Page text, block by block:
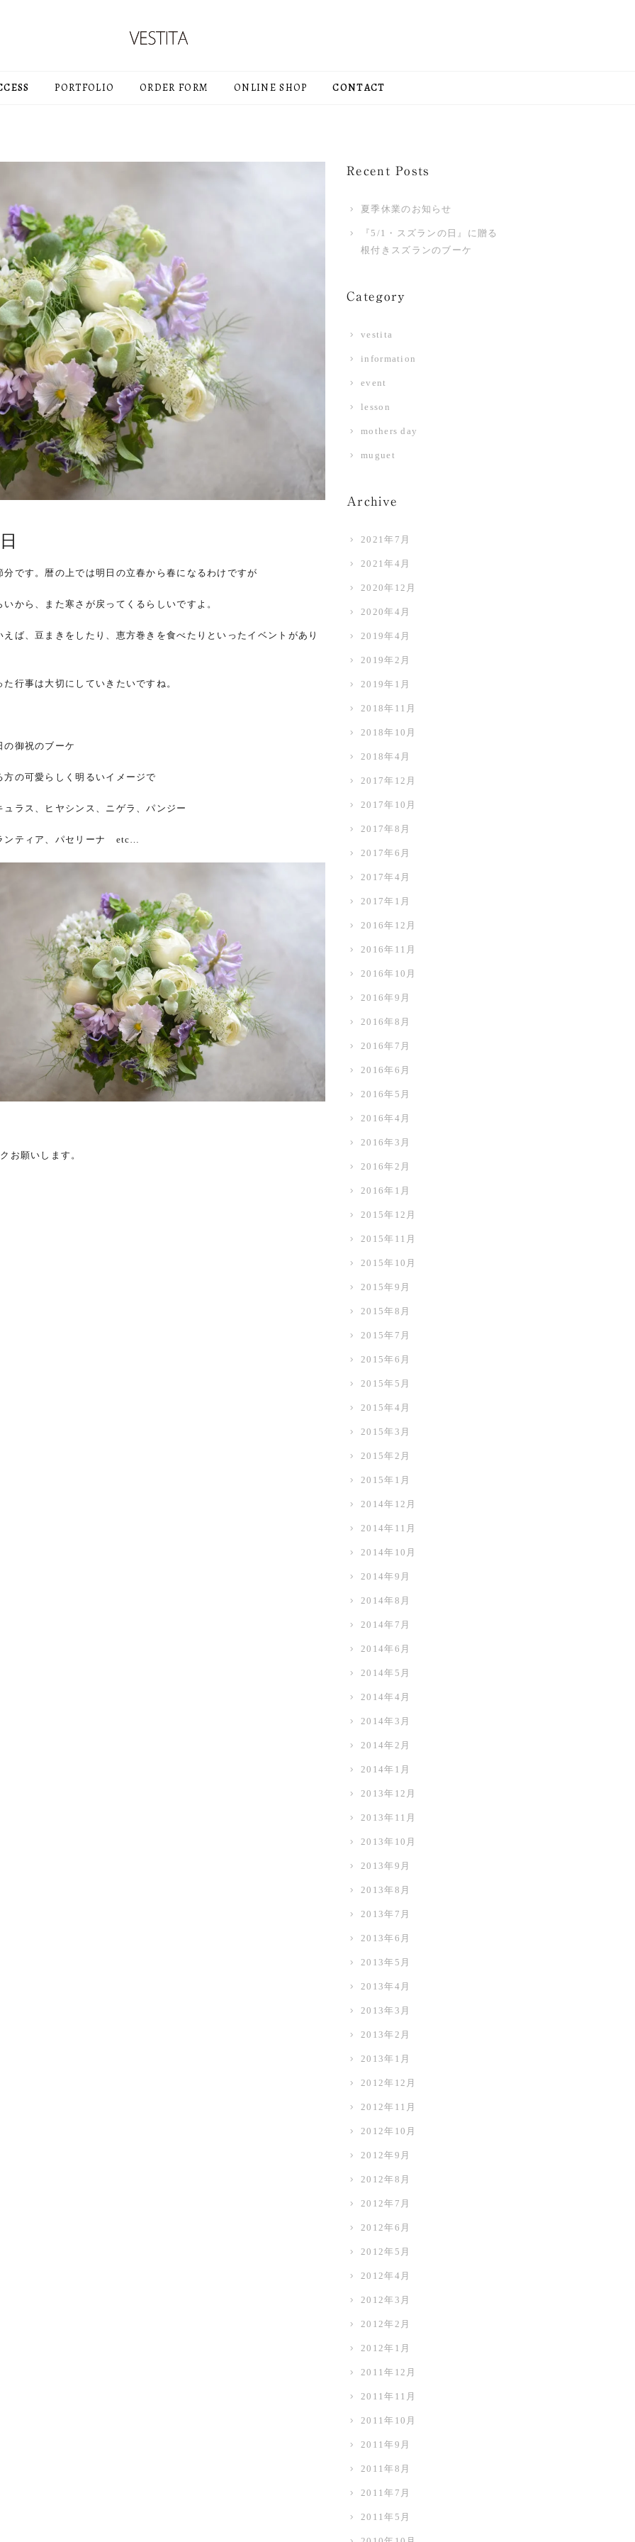
PORTFOLIO ORDER FORM ONLINE SHOP CONTACT
分です。暦の上では明日の立春から春になるわけですが
いから、また寒さが戻ってくるらしいですよ。
えば、豆まきをしたり、恵方巻きを食べたりといったイベントがあり
た行事は大切にしていきたいですね。
の御祝のブーケ
方の可愛らしく明るいイメージで
ュラス、ヒヤシンス、ニゲラ、パンジー
ンティア、パセリーナ etc…
お願いします。
Recent Posts
夏季休業のお知らせ
『5/1・スズランの日』に贈る
根付きスズランのブーケ
Category
vestita
information
event
lesson
mothers day
muguet
Archive
2021年7月
2021年4月
2020年12月
2020年4月
2019年4月
2019年2月
2019年1月
2018年11月
2018年10月
2018年4月
2017年12月
2017年10月
2017年8月
2017年6月
2017年4月
2017年1月
2016年12月
2016年11月
2016年10月
2016年9月
2016年8月
2016年7月
2016年6月
2016年5月
2016年4月
2016年3月
2016年2月
2016年1月
2015年12月
2015年11月
2015年10月
2015年9月
2015年8月
2015年7月
2015年6月
2015年5月
2015年4月
2015年3月
2015年2月
2015年1月
2014年12月
2014年11月
2014年10月
2014年9月
2014年8月
2014年7月
2014年6月
2014年5月
2014年4月
2014年3月
2014年2月
2014年1月
2013年12月
2013年11月
2013年10月
2013年9月
2013年8月
2013年7月
2013年6月
2013年5月
2013年4月
2013年3月
2013年2月
2013年1月
2012年12月
2012年11月
2012年10月
2012年9月
2012年8月
2012年7月
2012年6月
2012年5月
2012年4月
2012年3月
2012年2月
2012年1月
2011年12月
2011年11月
2011年10月
2011年9月
2011年8月
2011年7月
2011年5月